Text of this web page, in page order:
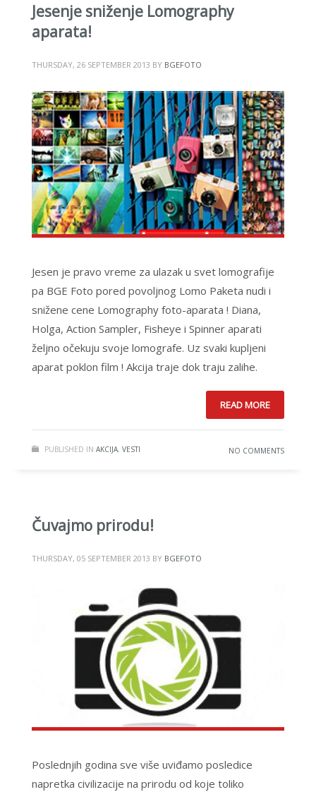
Jesenje sniženje Lomography
aparata!
THURSDAY, 26 SEPTEMBER 2013 BY BGEFOTO
Jesen je pravo vreme za ulazak u svet lomografije
pa BGE Foto pored povoljnog Lomo Paketa nudi i
snižene cene Lomography foto-aparata ! Diana,
Holga, Action Sampler, Fisheye i Spinner aparati
željno očekuju svoje lomografe. Uz svaki kupljeni
aparat poklon film ! Akcija traje dok traju zalihe.
READ MORE
PUBLISHED IN AKCIJA, VESTI NO COMMENTS
Čuvajmo prirodu!
THURSDAY, 05 SEPTEMBER 2013 BY BGEFOTO
Poslednjih godina sve više uviđamo posledice
napretka civilizacije na prirodu od koje toliko